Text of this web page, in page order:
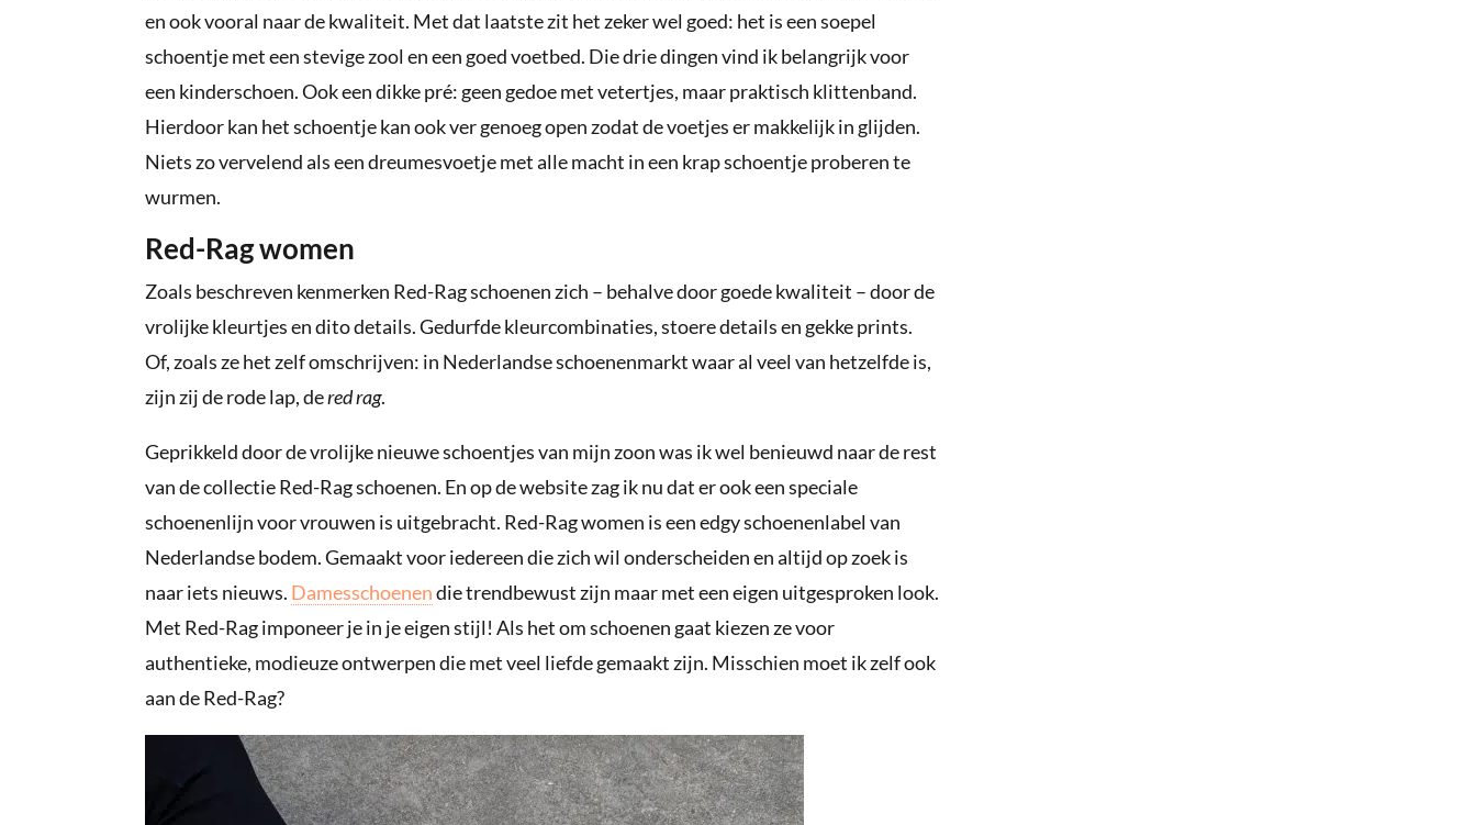
en ook vooral naar de kwaliteit. Met dat laatste zit het zeker wel goed: het is een soepel
schoentje met een stevige zool en een goed voetbed. Die drie dingen vind ik belangrijk voor
een kinderschoen. Ook een dikke pré: geen gedoe met vetertjes, maar praktisch klittenband.
Hierdoor kan het schoentje kan ook ver genoeg open zodat de voetjes er makkelijk in glijden.
Niets zo vervelend als een dreumesvoetje met alle macht in een krap schoentje proberen te
wurmen.
Red-Rag women
Zoals beschreven kenmerken Red-Rag schoenen zich – behalve door goede kwaliteit – door de
vrolijke kleurtjes en dito details. Gedurfde kleurcombinaties, stoere details en gekke prints.
Of, zoals ze het zelf omschrijven: in Nederlandse schoenenmarkt waar al veel van hetzelfde is,
zijn zij de rode lap, dered rag.
Geprikkeld door de vrolijke nieuwe schoentjes van mijn zoon was ik wel benieuwd naar de rest
van de collectie Red-Rag schoenen. En op de website zag ik nu dat er ook een speciale
schoenenlijn voor vrouwen is uitgebracht. Red-Rag women is een edgy schoenenlabel van
Nederlandse bodem. Gemaakt voor iedereen die zich wil onderscheiden en altijd op zoek is
naar iets nieuws. Damesschoenendie trendbewust zijn maar met een eigen uitgesproken look.
Met Red-Rag imponeer je in je eigen stijl! Als het om schoenen gaat kiezen ze voor
authentieke, modieuze ontwerpen die met veel liefde gemaakt zijn. Misschien moet ik zelf ook
aan de Red-Rag?